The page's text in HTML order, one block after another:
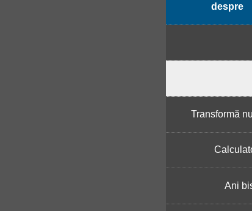
despre
Transformă
Ani